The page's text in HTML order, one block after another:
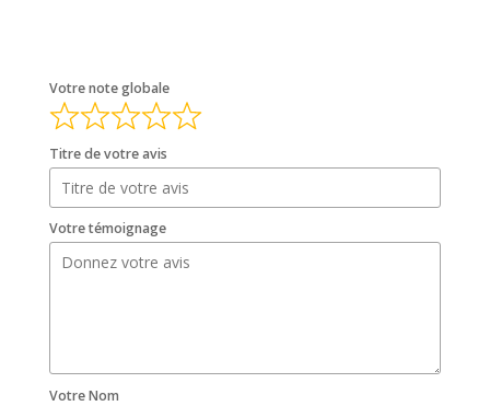
Votre note globale
Titre de votre avis
Votre témoignage
Votre Nom